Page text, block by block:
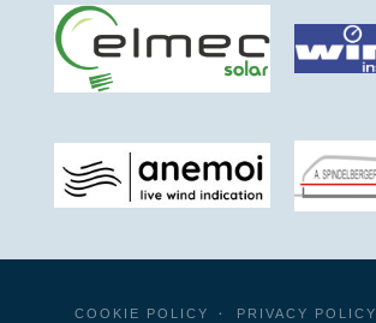
COOKIE POLICY PRIVACY POLICY